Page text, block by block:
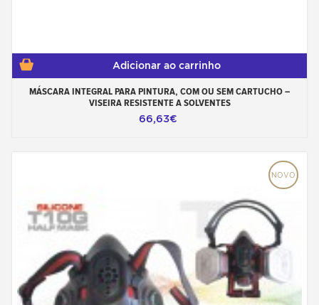
Adicionar ao carrinho
MÁSCARA INTEGRAL PARA PINTURA, COM OU SEM CARTUCHO –
VISEIRA RESISTENTE A SOLVENTES
66,63€
NOVO